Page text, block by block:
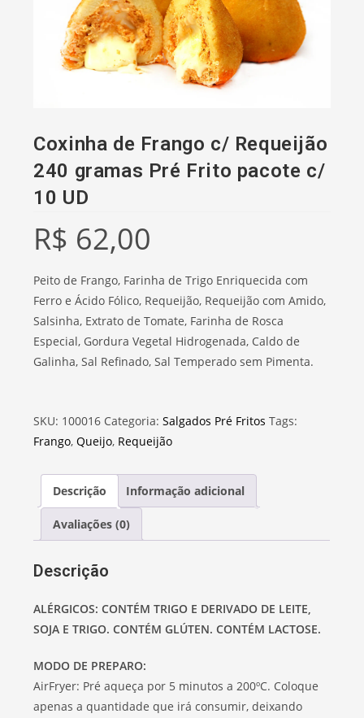
Coxinha de Frango c/ Requeijão
240 gramas Pré Frito pacote c/
10 UD
R$ 62,00
Peito de Frango, Farinha de Trigo Enriquecida com
Ferro e Ácido Fólico, Requeijão, Requeijão com Amido,
Salsinha, Extrato de Tomate, Farinha de Rosca
Especial, Gordura Vegetal Hidrogenada, Caldo de
Galinha, Sal Refinado, Sal Temperado sem Pimenta.
SKU: 100016 Categoria:Salgados Pré Fritos Tags:
Frango,Queijo, Requeijão
Descrição Informação adicional
Avaliações (0)
Descrição
ALÉRGICOS: CONTÉM TRIGO E DERIVADO DE LEITE,
SOJA E TRIGO. CONTÉM GLÚTEN. CONTÉM LACTOSE.
MODO DE PREPARO:
AirFryer: Pré aqueça por 5 minutos a 200ºC. Coloque
apenas a quantidade que irá consumir, deixando